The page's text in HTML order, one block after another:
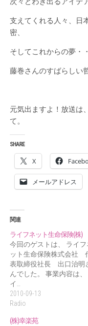
支えてくれる人々、日
密、
そしてこれからの夢・
藤巻さんのすばらしい
元気出ますよ！放送は、
て。
SHARE
X
メールアドレス
関連
ライフネット生命保険(株)
今回のゲストは、 ライフ
ット生命保険株式会社
表取締役社長 出口治明
んでした。 事業内容は、
イ…
2010-09-13
Radio
(株)幸楽苑